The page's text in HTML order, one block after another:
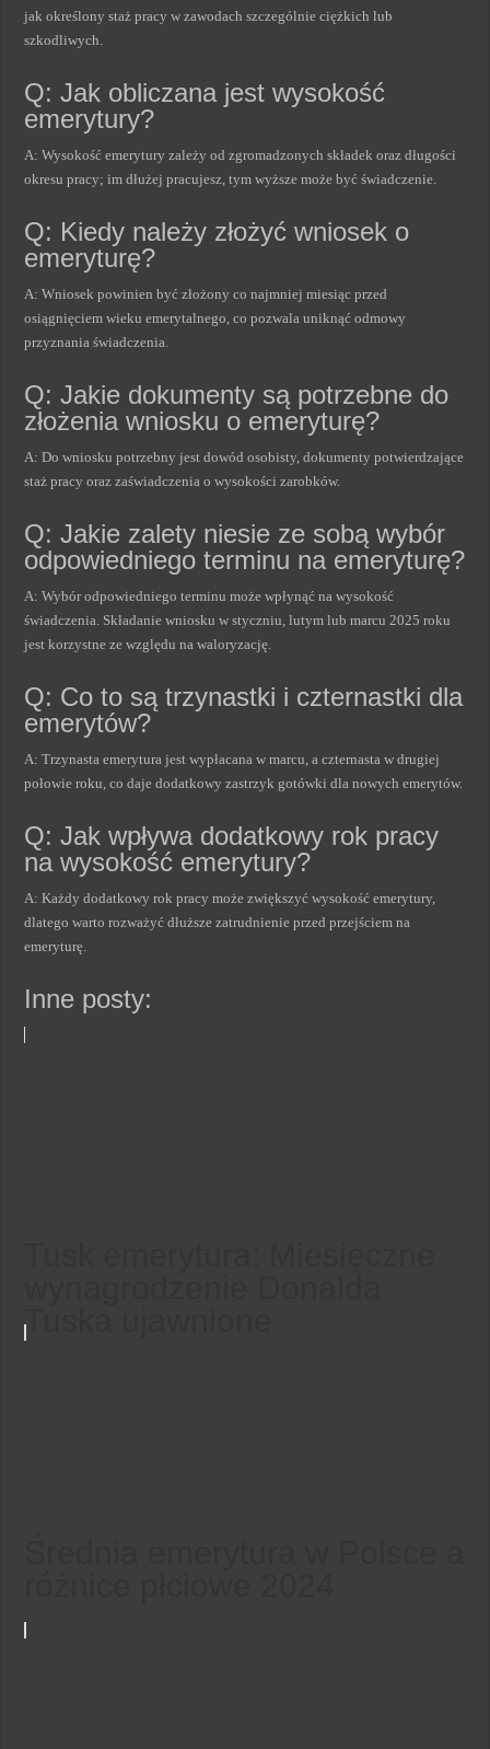
jak określony staż pracy w zawodach szczególnie ciężkich lub
szkodliwych.
Q: Jak obliczana jest wysokość
emerytury?
A: Wysokość emerytury zależy od zgromadzonych składek oraz długości
okresu pracy; im dłużej pracujesz, tym wyższe może być świadczenie.
Q: Kiedy należy złożyć wniosek o
emeryturę?
A: Wniosek powinien być złożony co najmniej miesiąc przed
osiągnięciem wieku emerytalnego, co pozwala uniknąć odmowy
przyznania świadczenia.
Q: Jakie dokumenty są potrzebne do
złożenia wniosku o emeryturę?
A: Do wniosku potrzebny jest dowód osobisty, dokumenty potwierdzające
staż pracy oraz zaświadczenia o wysokości zarobków.
Q: Jakie zalety niesie ze sobą wybór
odpowiedniego terminu na emeryturę?
A: Wybór odpowiedniego terminu może wpłynąć na wysokość
świadczenia. Składanie wniosku w styczniu, lutym lub marcu 2025 roku
jest korzystne ze względu na waloryzację.
Q: Co to są trzynastki i czternastki dla
emerytów?
A: Trzynasta emerytura jest wypłacana w marcu, a czternasta w drugiej
połowie roku, co daje dodatkowy zastrzyk gotówki dla nowych emerytów.
Q: Jak wpływa dodatkowy rok pracy
na wysokość emerytury?
A: Każdy dodatkowy rok pracy może zwiększyć wysokość emerytury,
dlatego warto rozważyć dłuższe zatrudnienie przed przejściem na
emeryturę.
Inne posty:
Tuska ujawnione